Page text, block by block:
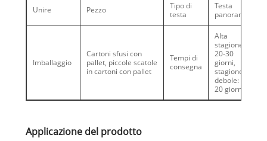
Unire Pezzo
Tipo di
testa
Testa
panoramica
Imballaggio
Cartoni sfusi con
pallet, piccole scatole
in cartoni con pallet
Tempi di
consegna
Alta
stagione:
20-30
giorni,
stagione
debole: 10-
20 giorni
Applicazione del prodotto